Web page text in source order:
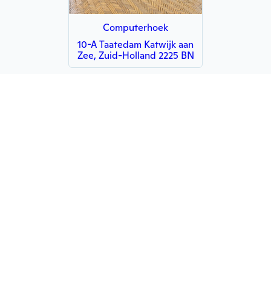
Computerhoek
10-A Taatedam Katwijk aan
Zee, Zuid-Holland 2225 BN